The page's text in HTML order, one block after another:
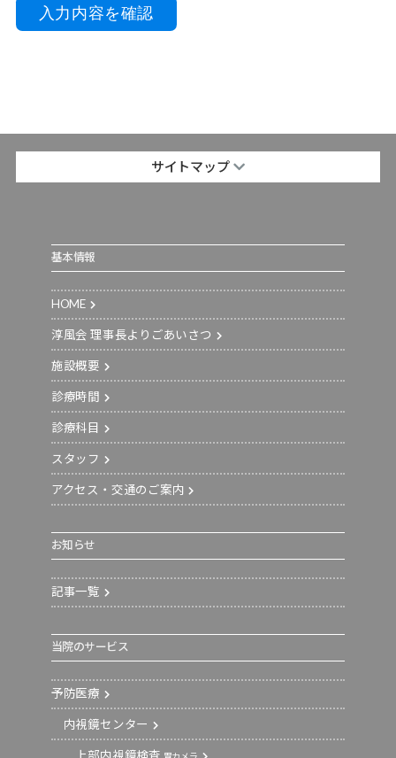
サイトマップ
基本情報
HOME
淳風会 理事長よりごあいさつ
施設概要
診療時間
診療科目
スタッフ
アクセス・交通のご案内
お知らせ
記事一覧
当院のサービス
予防医療
内視鏡センター